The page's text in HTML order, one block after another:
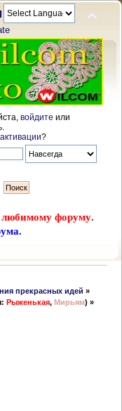
войдите или
?
любимому форуму.
прекрасных идей »
Рыженькая,Мирьям) »